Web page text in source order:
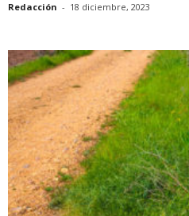
Redacción - 18 diciembre, 2023